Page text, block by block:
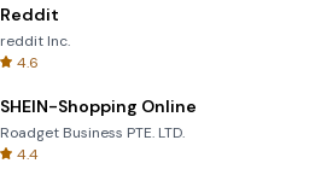
Reddit
reddit Inc.
4.6
SHEIN-Shopping Online
Roadget Business PTE. LTD.
4.4